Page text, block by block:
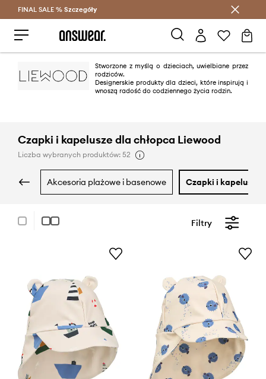
Oszczędzaj z Answear Club >
FINAL SALE % Szczegóły
Stworzone z myślą o dzieciach, uwielbiane przez
rodziców.
Designerskie produkty dla dzieci, które inspirują i
wnoszą radość do codziennego życia rodzin.
Czapki i kapelusze dla chłopca Liewood
Liczba wybranych produktów: 52
akcesoria plażowe i basenowe czapki i kapelusze
Filtry